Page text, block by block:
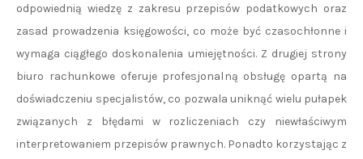
odpowiednią wiedzę z zakresu przepisów podatkowych oraz
zasad prowadzenia księgowości, co może być czasochłonne i
wymaga ciągłego doskonalenia umiejętności. Z drugiej strony
biuro rachunkowe oferuje profesjonalną obsługę opartą na
doświadczeniu specjalistów, co pozwala uniknąć wielu pułapek
związanych z błędami w rozliczeniach czy niewłaściwym
interpretowaniem przepisów prawnych. Ponadto korzystając z